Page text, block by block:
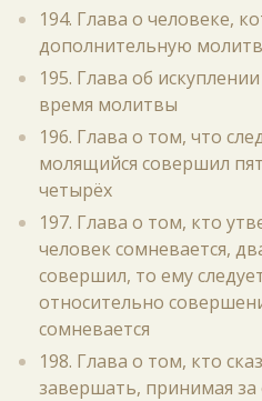
194. Глава о человеке,
дополнительную
195. Глава об
время молитвы
196. Глава о том, что
молящийся совершил
четырёх
197. Глава о том, кто
человек сомневается,
совершил, то ему
относительно
сомневается
198. Глава о том, кто
завершать, принимая за